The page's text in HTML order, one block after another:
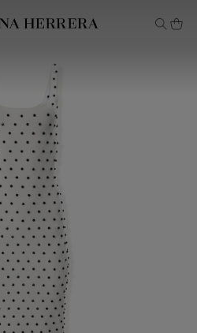
de acessibilidade